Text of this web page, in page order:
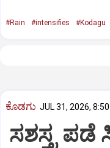
#Rain #intensifies #Kodagu
ಕೊಡಗು JUL 31, 2026,
ಸಶಸ್ತ್ರ